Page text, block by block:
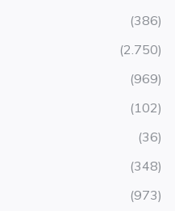
(386)
(2.750)
(969)
(102)
(36)
(348)
(973)